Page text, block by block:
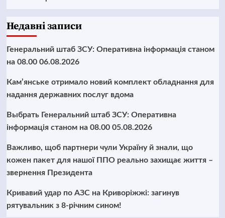
Недавні записи
Генеральний штаб ЗСУ: Оперативна інформація станом
на 08.00 06.08.2026
Кам’янське отримало новий комплект обладнання для
надання державних послуг вдома
Выбрать Генеральний штаб ЗСУ: Оперативна
інформація станом на 08.00 05.08.2026
Важливо, щоб партнери чули Україну й знали, що
кожен пакет для нашої ППО реально захищає життя –
звернення Президента
Кривавий удар по АЗС на Криворіжжі: загинув
рятувальник з 8-річним сином!